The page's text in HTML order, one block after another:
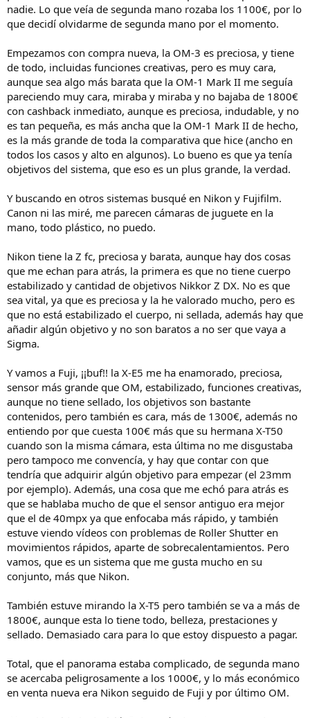
nadie. Lo que veía de segunda mano rozaba los 1100€, por lo
que decidí olvidarme de segunda mano por el momento.
Empezamos con compra nueva, la OM-3 es preciosa, y tiene
de todo, incluidas funciones creativas, pero es muy cara,
aunque sea algo más barata que la OM-1 Mark II me seguía
pareciendo muy cara, miraba y miraba y no bajaba de 1800€
con cashback inmediato, aunque es preciosa, indudable, y no
es tan pequeña, es más ancha que la OM-1 Mark II de hecho,
es la más grande de toda la comparativa que hice (ancho en
todos los casos y alto en algunos). Lo bueno es que ya tenía
objetivos del sistema, que eso es un plus grande, la verdad.
Y buscando en otros sistemas busqué en Nikon y Fujifilm.
Canon ni las miré, me parecen cámaras de juguete en la
mano, todo plástico, no puedo.
Nikon tiene la Z fc, preciosa y barata, aunque hay dos cosas
que me echan para atrás, la primera es que no tiene cuerpo
estabilizado y cantidad de objetivos Nikkor Z DX. No es que
sea vital, ya que es preciosa y la he valorado mucho, pero es
que no está estabilizado el cuerpo, ni sellada, además hay que
añadir algún objetivo y no son baratos a no ser que vaya a
Sigma.
Y vamos a Fuji, ¡¡buf!! la X-E5 me ha enamorado, preciosa,
sensor más grande que OM, estabilizado, funciones creativas,
aunque no tiene sellado, los objetivos son bastante
contenidos, pero también es cara, más de 1300€, además no
entiendo por que cuesta 100€ más que su hermana X-T50
cuando son la misma cámara, esta última no me disgustaba
pero tampoco me convencía, y hay que contar con que
tendría que adquirir algún objetivo para empezar (el 23mm
por ejemplo). Además, una cosa que me echó para atrás es
que se hablaba mucho de que el sensor antiguo era mejor
que el de 40mpx ya que enfocaba más rápido, y también
estuve viendo vídeos con problemas de Roller Shutter en
movimientos rápidos, aparte de sobrecalentamientos. Pero
vamos, que es un sistema que me gusta mucho en su
conjunto, más que Nikon.
También estuve mirando la X-T5 pero también se va a más de
1800€, aunque esta lo tiene todo, belleza, prestaciones y
sellado. Demasiado cara para lo que estoy dispuesto a pagar.
Total, que el panorama estaba complicado, de segunda mano
se acercaba peligrosamente a los 1000€, y lo más económico
en venta nueva era Nikon seguido de Fuji y por último OM.